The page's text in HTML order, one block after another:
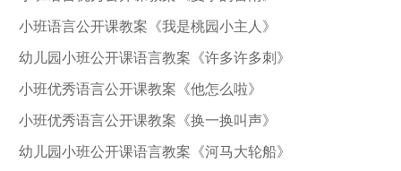
小班语言公开课教案《我是桃园小主人》
幼儿园小班公开课语言教案《许多许多刺》
小班优秀语言公开课教案《他怎么啦》
小班优秀语言公开课教案《换一换叫声》
幼儿园小班公开课语言教案《河马大轮船》